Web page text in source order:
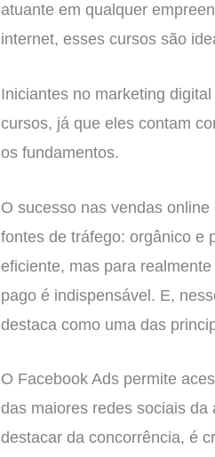
atuante em qualquer
internet, esses cursos são
Iniciantes no marketing
cursos, já que eles contam
os fundamentos.
O sucesso nas vendas
fontes de tráfego: orgânico e
eficiente, mas para
pago é indispensável. E,
destaca como uma das
O Facebook Ads permite
das maiores redes sociais
destacar da concorrência, é